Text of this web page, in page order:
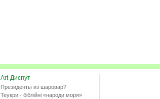
Art-Диспут
Президенты из шаровар?
Теукри - біблійні «народи моря»